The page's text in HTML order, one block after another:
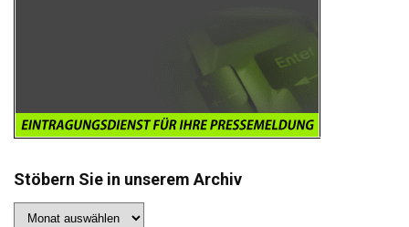
Stöbern Sie in unserem Archiv